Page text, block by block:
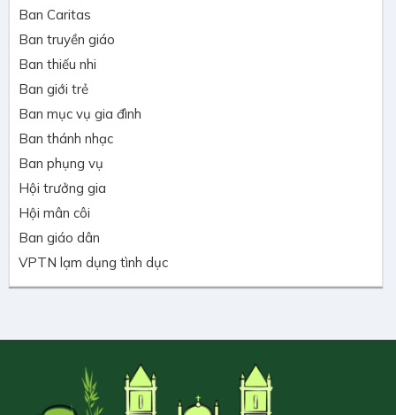
Ban Caritas
Ban truyền giáo
Ban thiếu nhi
Ban giới trẻ
Ban mục vụ gia đình
Ban thánh nhạc
Ban phụng vụ
Hội trưởng gia
Hội mân côi
Ban giáo dân
VPTN lạm dụng tình dục